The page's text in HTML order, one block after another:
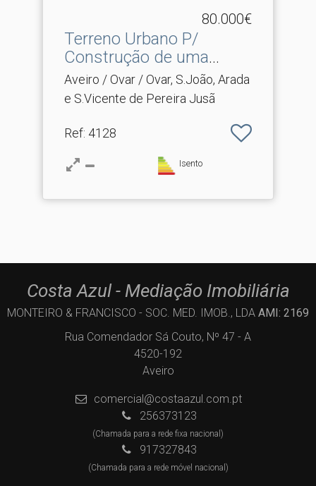
80.000€
Terreno Urbano P/
Construção de uma
Moradia .​..
Aveiro / Ovar / Ovar, S.João, Arada
e S.Vicente de Pereira Jusã
Ref: 4128
Isento
Costa Azul - Mediação Imobiliária
MONTEIRO & FRANCISCO - SOC. MED. IMOB., LDA AMI: 2169
Rua Comendador Sá Couto, Nº 47 - A
4520-192
Aveiro
comercial@costaazul.com.pt
256373123
(Chamada para a rede fixa nacional)
917327843
(Chamada para a rede móvel nacional)